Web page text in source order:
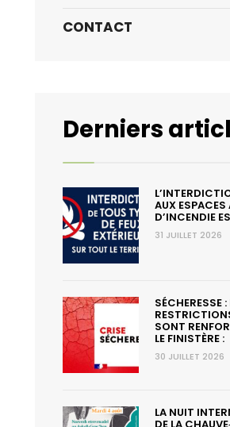
CONTACT
Derniers
AUX ESPACES
D’INCENDIE
31 JUILLET 2026
SÉCHERESSE :
SONT
LE FINISTÈRE :
30 JUILLET 2026
LA NUIT